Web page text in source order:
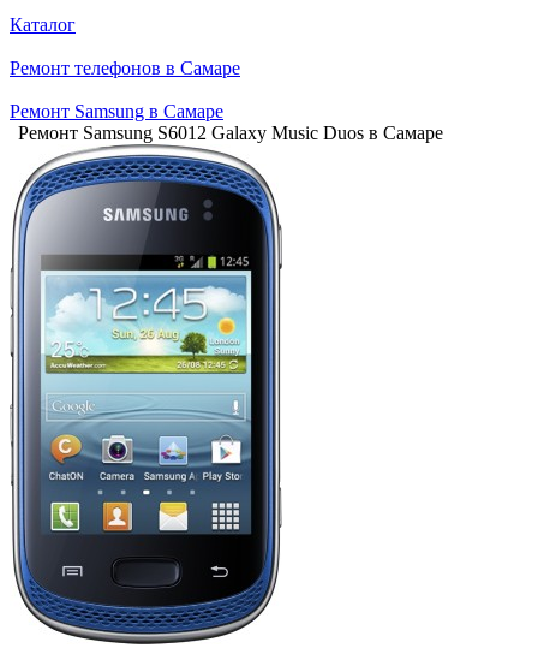
Каталог
Ремонт телефонов в Самаре
Ремонт Samsung в Самаре
Ремонт Samsung S6012 Galaxy Music Duos в Самаре